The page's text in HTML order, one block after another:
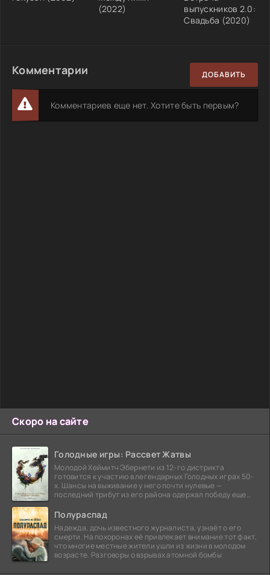
Скоро на сайте
Голодные игры: Рассвет Жатвы
Молодой Хеймитч Эбернети из 12-го дистрикта
готовится к участию в легендарных Голодных играх 50-
х. Шансы на выживание у него почти нулевые —
последний трибут из его района одержал победу еще
Полураспад
Надежда, дочь известного журналиста, узнаёт о его
смерти. На похоронах её привлекает внимание тот факт,
что многие местные жители ушли из жизни в молодом
возрасте. Разговоры о взрывах атомной бомбы
(2022)
выпускников 2.0:
Свадьба (2020)
Комментарии ДОБАВИТЬ
Комментариев еще нет. Хотите быть первым?